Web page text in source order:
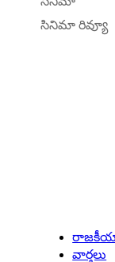
సినిమా రివ్యూ
వార్తలు